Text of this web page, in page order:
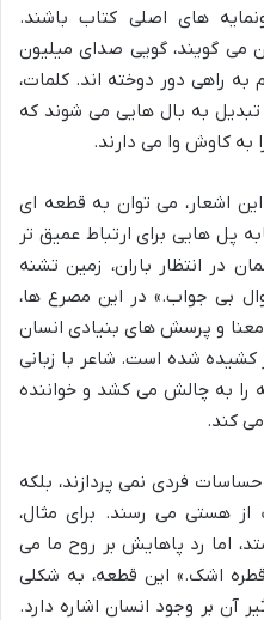
های اصلی کتاب باشند.
می گویند، گویی صدای میلیون
راهی دور دوخته اند. کلمات،
تبدیل به بال هایی می شوند که
به کاوش وا می دارند.
اشعار، می توان به قطعه ای
پل هایی برای ارتباط عمیق تر
در انتظار باران، زمین تشنه
بی جواب.» در این مصرع ها،
و پرسش های بنیادی انسان
کشیده شده است. شاعر با زبانی
را به چالش می کشد و خواننده
کند.
فردی نمی پردازند، بلکه
هستی می رسند. برای مثال،
اما رد پاهایش بر روح ما می
اشک.» این قطعه، به شکلی
آن بر وجود انسان اشاره دارد.